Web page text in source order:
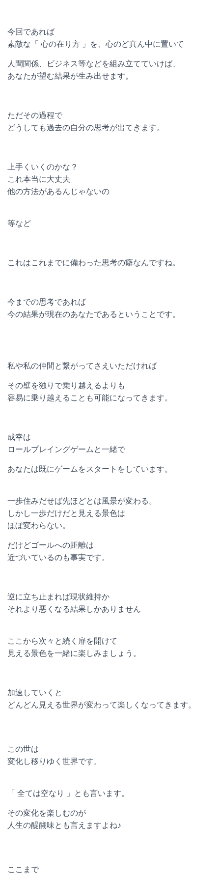
今回であれば
素敵な「 心の在り方 」を、心のど真ん中に置いて
人間関係、ビジネス等などを組み立てていけば、
あなたが望む結果が生み出せます。
ただその過程で
どうしても過去の自分の思考が出てきます。
上手くいくのかな？
これ本当に大丈夫
他の方法があるんじゃないの
等など
これはこれまでに備わった思考の癖なんですね。
今までの思考であれば
今の結果が現在のあなたであるということです。
私や私の仲間と繋がってさえいただければ
その壁を独りで乗り越えるよりも
容易に乗り越えることも可能になってきます。
成幸は
ロールプレイングゲームと一緒で
あなたは既にゲームをスタートをしています。
一歩住みだせば先ほどとは風景が変わる。
しかし一歩だけだと見える景色は
ほぼ変わらない。
だけどゴールへの距離は
近づいているのも事実です。
逆に立ち止まれば現状維持か
それより悪くなる結果しかありません
ここから次々と続く扉を開けて
見える景色を一緒に楽しみましょう。
加速していくと
どんどん見える世界が変わって楽しくなってきます。
この世は
変化し移りゆく世界です。
「 全ては空なり 」とも言います。
その変化を楽しむのが
人生の醍醐味とも言えますよね♪
ここまで